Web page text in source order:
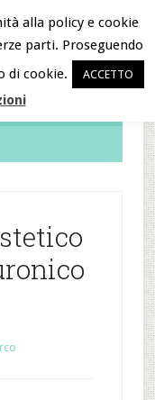
alla policy e cookie
parti. Proseguendo
di cookie.
ACCETTO